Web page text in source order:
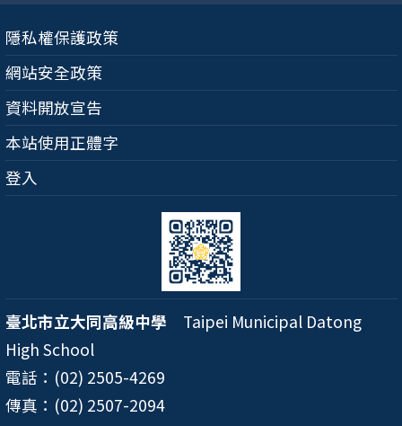
隱私權保護政策
網站安全政策
資料開放宣告
本站使用正體字
登入
臺北市立大同高級中學 Taipei Municipal Datong
High School
電話：(02) 2505-4269
傳真：(02) 2507-2094